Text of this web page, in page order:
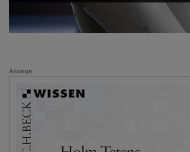
Anzeige